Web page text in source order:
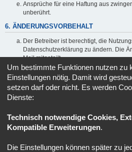
Ansprüche für eine Haftung aus
unberührt.
6. ÄNDERUNGSVORBEHALT
Der Betreiber ist berechtigt, die
Datenschutzerklärung zu ändern. Die
Mail mitgeteilt.
Der Nutzer ist berechtigt, den
des Widerspruchs erlischt das
bestehende Vertragsverhältnis mit
Die Änderungen gelten als anerkannt
den Änderungen zugestimmt hat.
Informationen über den Umgang mit
sind in der Datenschutzerklärung
Um bestimmte Funktionen nutzen zu
Einstellungen nötig. Damit wird
setzen darf oder nicht. Es werden
Dienste:
Technisch notwendige Cookies,
Kompatible Erweiterungen.
Die Einstellungen können später zu